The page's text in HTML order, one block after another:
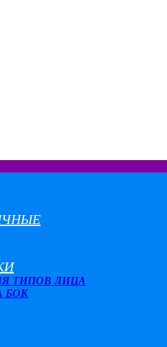
ТИПОВ ЛИЦА
БОК